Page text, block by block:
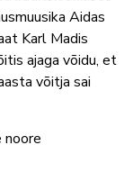
Aidas
Karl Madis
ajaga võidu, et
võitja sai